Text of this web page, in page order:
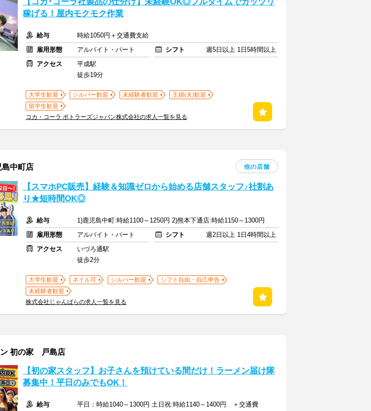
稼げる！屋内モクモク作業
給与
時給1050円＋交通費支給
雇用形態
アルバイト・パート シフト
週5日以上 1日5時間以上
アクセス
平成駅
徒歩19分
大学生歓迎 シルバー歓迎 未経験者歓迎
主婦(夫)歓迎
留学生歓迎
コカ・コーラ ボトラーズジャパン株式会社の求人一覧を見る
島中町店 他の店舗
【スマホPC販売】経験＆知識ゼロから始める店舗スタッフ♪社割あ
り★短時間OK◎
給与
1)鹿児島中町:時給1100～1250円 2)熊本下通店:時給1150～1300円
雇用形態
アルバイト・パート シフト
週2日以上 1日4時間以上
アクセス
いづろ通駅
徒歩2分
大学生歓迎 ネイル可 シルバー歓迎
シフト自由・自己申告
未経験者歓迎
株式会社じゃんぱらの求人一覧を見る
ン 初の家 戸島店
【初の家スタッフ】お子さんを預けている間だけ！ラーメン届け隊
募集中！平日のみでもOK！
給与
平日：時給1040～1300円 土日祝:時給1140～1400円 ＋交通費